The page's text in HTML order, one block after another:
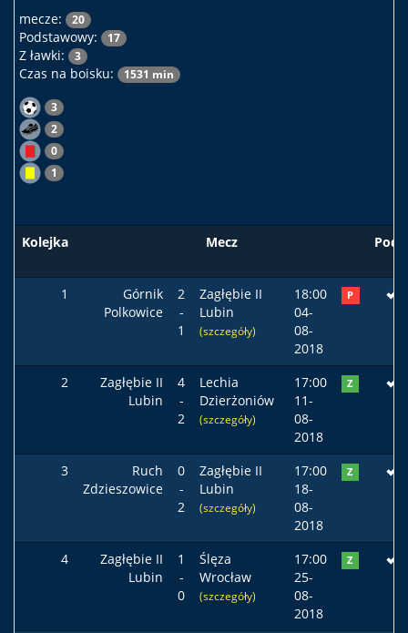
mecze: 20
Podstawowy: 17
Z ławki: 3
Czas na boisku: 1531 min
3
2
0
1
Kolejka Mecz
1
Górnik
Polkowice
2
-
1
Zagłębie II
Lubin
(szczegóły)
18:00
04-
08-
2018
P
2
Zagłębie II
Lubin
4
-
2
Lechia
Dzierżoniów
(szczegóły)
17:00
11-
08-
2018
Z
3
Ruch
Zdzieszowice
0
-
2
Zagłębie II
Lubin
(szczegóły)
17:00
18-
08-
2018
Z
4
Zagłębie II
Lubin
1
-
0
Ślęza
Wrocław
(szczegóły)
17:00
25-
08-
2018
Z